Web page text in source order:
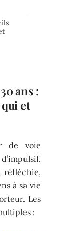
ans :
et
de voie
réfléchie,
à sa vie
Les
: